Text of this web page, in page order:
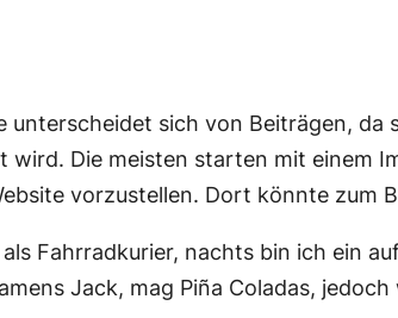
unterscheidet sich von Beiträgen,
Die meisten starten mit einem
vorzustellen. Dort könnte zum
Fahrradkurier, nachts bin ich ein
Jack, mag Piña Coladas,